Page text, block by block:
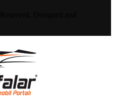
Designed and